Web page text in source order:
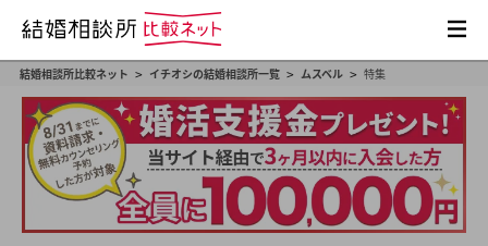
結婚相談所比較ネット > イチオシの結婚相談所一覧 > ムスベル > 特集